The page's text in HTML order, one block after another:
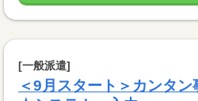
[一般派遣]
＜9月スタート＞カンタ